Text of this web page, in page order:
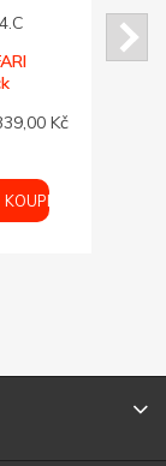
Kč
KOUPIT